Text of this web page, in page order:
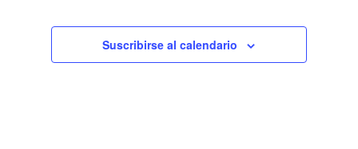
Suscribirse al calendario